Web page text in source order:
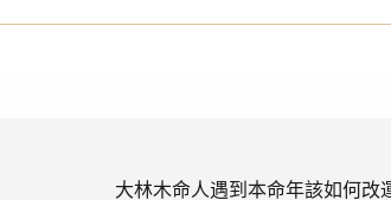
大林木命人遇到本命年該如何改